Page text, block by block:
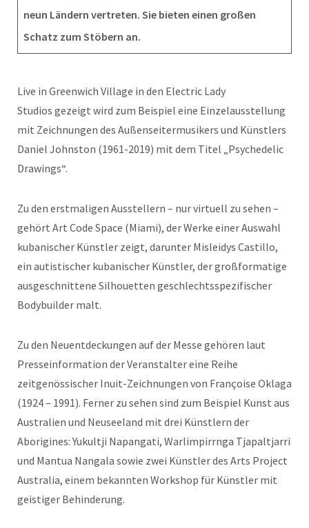
neun Ländern vertreten. Sie bieten einen großen
Schatz zum Stöbern an.
Live in Greenwich Village in den Electric Lady
Studios gezeigt wird zum Beispiel eine Einzelausstellung
mit Zeichnungen des Außenseitermusikers und Künstlers
Daniel Johnston (1961-2019) mit dem Titel „Psychedelic
Drawings“.
Zu den erstmaligen Ausstellern – nur virtuell zu sehen –
gehört Art Code Space (Miami), der Werke einer Auswahl
kubanischer Künstler zeigt, darunter Misleidys Castillo,
ein autistischer kubanischer Künstler, der großformatige
ausgeschnittene Silhouetten geschlechtsspezifischer
Bodybuilder malt.
Zu den Neuentdeckungen auf der Messe gehören laut
Presseinformation der Veranstalter eine Reihe
zeitgenössischer Inuit-Zeichnungen von Françoise Oklaga
(1924 – 1991). Ferner zu sehen sind zum Beispiel Kunst aus
Australien und Neuseeland mit drei Künstlern der
Aborigines: Yukultji Napangati, Warlimpirrnga Tjapaltjarri
und Mantua Nangala sowie zwei Künstler des Arts Project
Australia, einem bekannten Workshop für Künstler mit
geistiger Behinderung.